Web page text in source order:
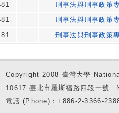
刑事法與刑事政策
刑事法與刑事政策
刑事法與刑事政策
Copyright 2008 臺灣大學
10617 臺北市羅斯福路四段一
電話 (Phone)：+886-2-3366-